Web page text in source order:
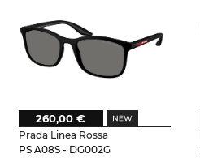
Prada Linea Rossa
PS A08S - DG002G
260,00 €